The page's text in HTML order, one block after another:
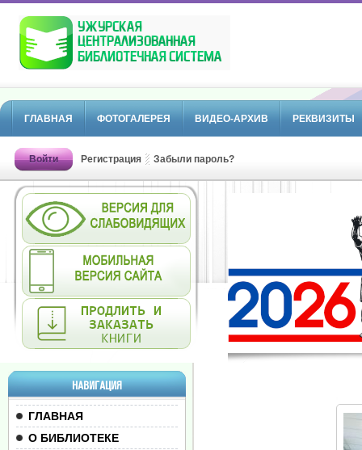
ГЛАВНАЯ ФОТОГАЛЕРЕЯ ВИДЕО-АРХИВ РЕКВИЗИТЫ
Войти Регистрация Забыли пароль?
НАВИГАЦИЯ
ГЛАВНАЯ
О БИБЛИОТЕКЕ